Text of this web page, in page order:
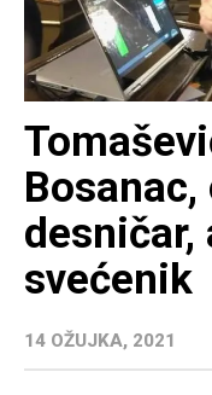
svećenik
14 OŽUJKA, 2021